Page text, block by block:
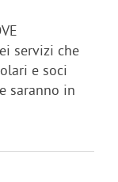
servizi che
e soci
saranno in